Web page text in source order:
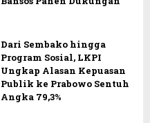
Dari Sembako hingga
Program Sosial, LKPI
Ungkap Alasan Kepuasan
Publik ke Prabowo Sentuh
Angka 79,3%